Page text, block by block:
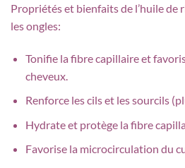
Propriétés et bienfaits de l’huile de
les ongles:
Tonifie la fibre capillaire et
cheveux.
Renforce les cils et les sourcils
Hydrate et protège la fibre
Favorise la microcirculation du